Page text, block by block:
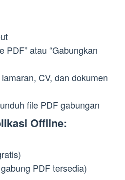
PDF” atau “Gabungkan
CV, dan dokumen
file PDF gabungan
Offline:
PDF tersedia)